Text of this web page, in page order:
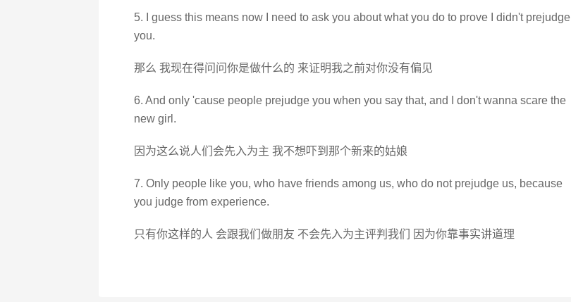
5. I guess this means now I need to ask you about what you do to prove I didn't prejudge
you.
那么 我现在得问问你是做什么的 来证明我之前对你没有偏见
6. And only 'cause people prejudge you when you say that, and I don't wanna scare the
new girl.
因为这么说人们会先入为主 我不想吓到那个新来的姑娘
7. Only people like you, who have friends among us, who do not prejudge us, because
you judge from experience.
只有你这样的人 会跟我们做朋友 不会先入为主评判我们 因为你靠事实讲道理